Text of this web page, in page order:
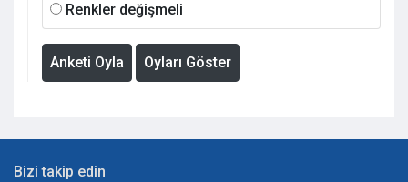
Renkler değişmeli
Anketi Oyla Oyları Göster
Bizi takip edin